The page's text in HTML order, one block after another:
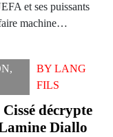
et ses puissants
machine…
,
BYLANG
FILS
décrypte
Diallo